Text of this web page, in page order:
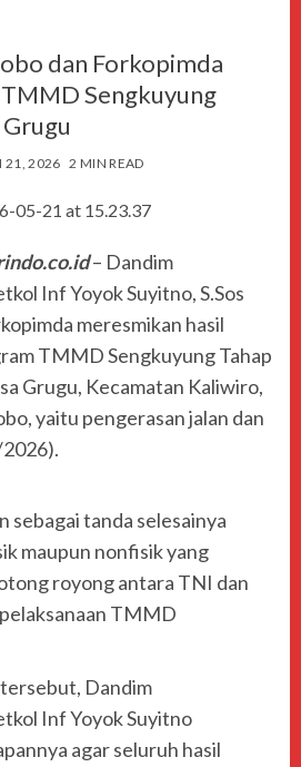
dan Forkopimda
Sengkuyung
21, 2026 2 MIN READ
– Dandim
Inf Yoyok Suyitno, S.Sos
meresmikan hasil
TMMD Sengkuyung Tahap
Grugu, Kecamatan Kaliwiro,
yaitu pengerasan jalan dan
sebagai tanda selesainya
maupun nonfisik yang
royong antara TNI dan
TMMD
Dandim
Inf Yoyok Suyitno
agar seluruh hasil